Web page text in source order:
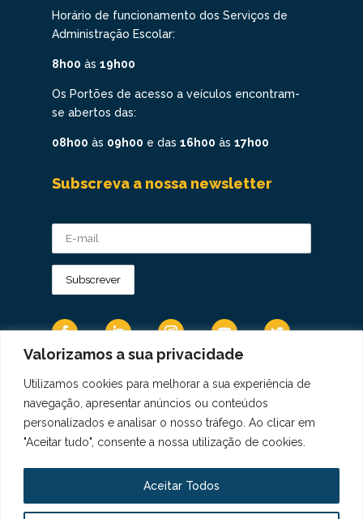
Valorizamos a sua privacidade
Utilizamos cookies para melhorar a sua experiência de
navegação, apresentar anúncios ou conteúdos
personalizados e analisar o nosso tráfego. Ao clicar em
"Aceitar tudo", consente a nossa utilização de cookies.
Aceitar Todos
Horário de funcionamento dos Serviços de
Administração Escolar:
8h00 às 19h00
Os Portões de acesso a veículos encontram-
se abertos das:
08h00 às 09h00 e das 16h00 às 17h00
Subscreva a nossa newsletter
Os Dados Pessoais são tratados de acordo
com a Diretiva 95/46/CE do Regulamento
Geral sobre a Proteção de Dados.
Copyright © 2021 Real Colégio de Portugal.
Todos os direitos revervados. Conheça a nossa
Política de Privacidadeaqui